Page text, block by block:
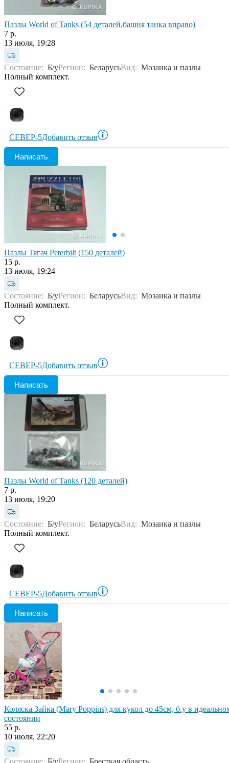
Пазлы World of Tanks (54 деталей,башня танка вправо)
7 р.
13 июля, 19:28
Состояние: Б/уРегион: БеларусьВид: Мозаика и пазлы
Полный комплект.
СЕВЕР-5Добавить отзыв
Написать
Пазлы Тягач Peterbilt (150 деталей)
15 р.
13 июля, 19:24
Состояние: Б/уРегион: БеларусьВид: Мозаика и пазлы
Полный комплект.
СЕВЕР-5Добавить отзыв
Написать
Пазлы World of Tanks (120 деталей)
7 р.
13 июля, 19:20
Состояние: Б/уРегион: БеларусьВид: Мозаика и пазлы
Полный комплект.
СЕВЕР-5Добавить отзыв
Написать
Коляска Зайка (Mary Poppins) для кукол до 45см, б.у в
состоянии
55 р.
10 июля, 22:20
Состояние: Б/уРегион: Бресткая область